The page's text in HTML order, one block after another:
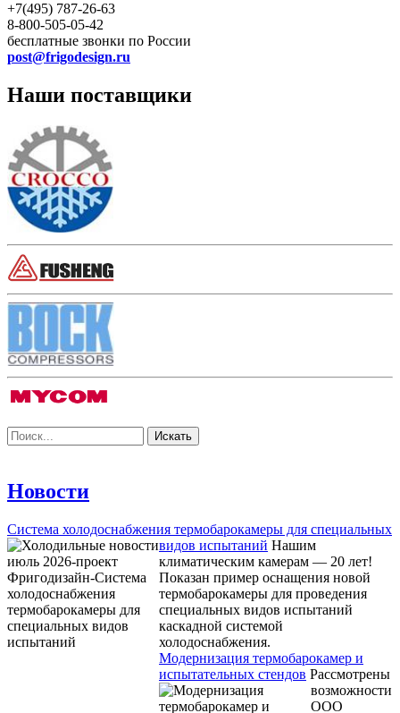
+7(495) 787-26-63
8-800-505-05-42
бесплатные звонки по России
post@frigodesign.ru
Наши поставщики
Новости
Система холодоснабжения термобарокамеры для специальных
видов испытаний Нашим
климатическим камерам — 20 лет!
Показан пример оснащения новой
термобарокамеры для проведения
специальных видов испытаний
каскадной системой
холодоснабжения.
Модернизация термобарокамер и
испытательных стендов Рассмотрены
возможности
ООО